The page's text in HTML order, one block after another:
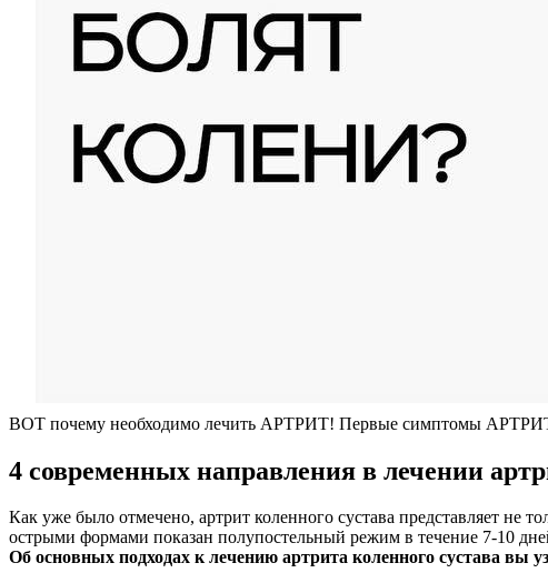
ВОТ почему необходимо лечить АРТРИТ! Первые симптомы
4 современных направления в лечении
Как уже было отмечено, артрит коленного сустава представляет не
острыми формами показан полупостельный режим в течение 7-10
Об основных подходах к лечению артрита коленного сустава вы